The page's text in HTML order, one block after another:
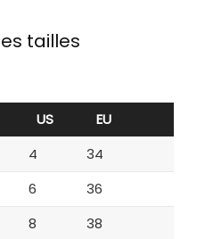
tailles
US
EU
4
34
6
36
8
38